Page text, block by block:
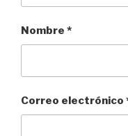
Nombre *
Correo electrónico